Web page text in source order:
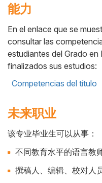
能力
En el enlace que se
consultar las
estudiantes del Grado
finalizados sus estudios:
Competencias del título
未来职业
Cuerpo
该专业毕业生可以从事：
不同教育水平的语言教
撰稿人、编辑、校对人